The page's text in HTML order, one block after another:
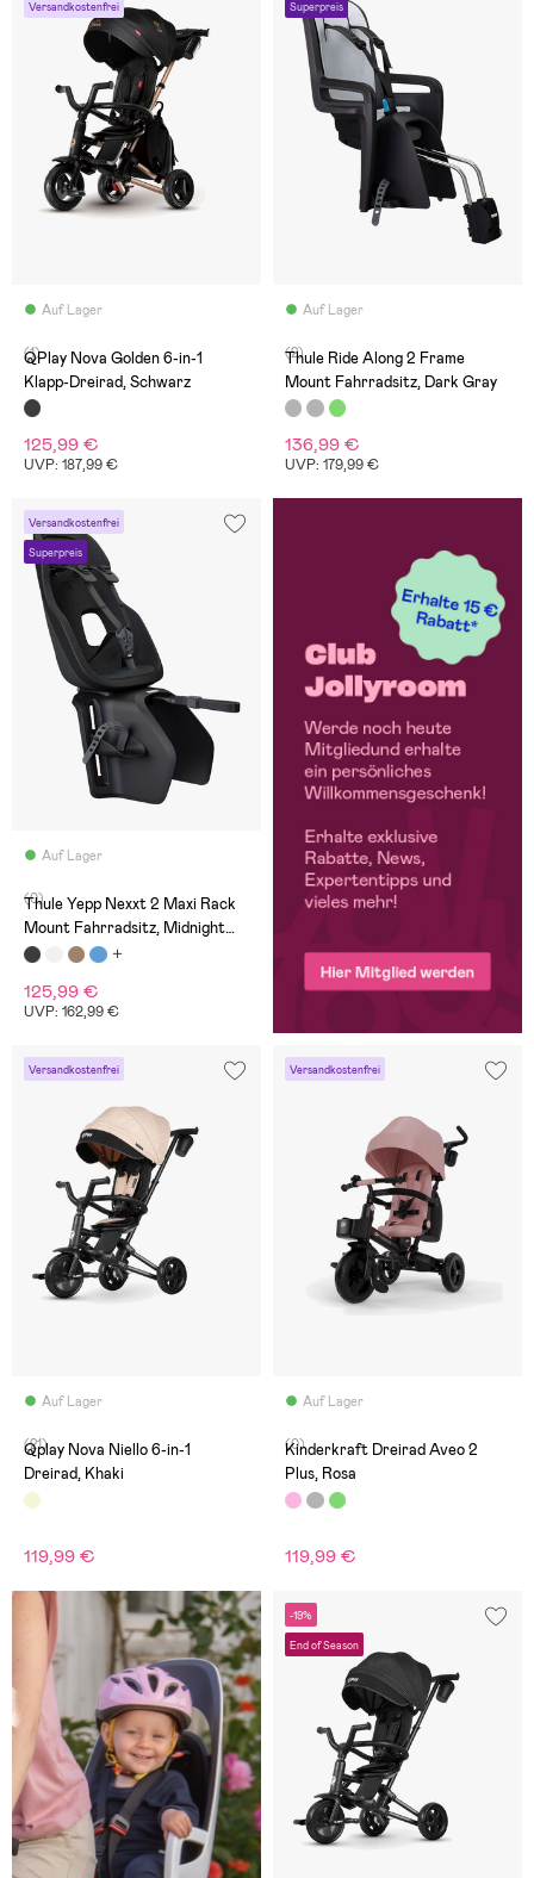
Versandkostenfrei
Auf Lager
(1)
QPlay Nova Golden 6-in-1
Klapp-Dreirad, Schwarz
125,99 €
UVP: 187,99 €
Superpreis
Auf Lager
(2)
Thule Ride Along 2 Frame
Mount Fahrradsitz, Dark Gray
136,99 €
UVP: 179,99 €
Versandkostenfrei
Superpreis
Auf Lager
(0)
Thule Yepp Nexxt 2 Maxi Rack
Mount Fahrradsitz, Midnight
Black
125,99 €
UVP: 162,99 €
Versandkostenfrei
Auf Lager
(21)
Qplay Nova Niello 6-in-1
Dreirad, Khaki
119,99 €
Versandkostenfrei
Auf Lager
(0)
Kinderkraft Dreirad Aveo 2
Plus, Rosa
119,99 €
-19%
End of Season